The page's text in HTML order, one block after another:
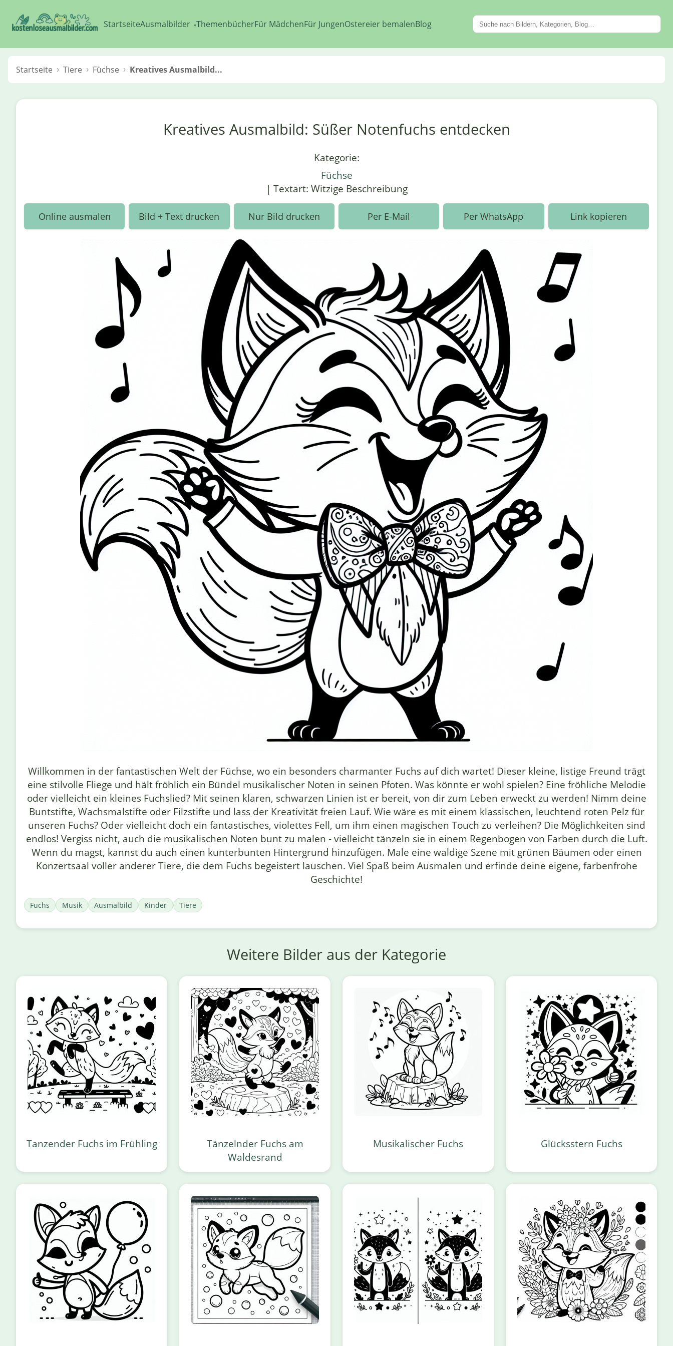
StartseiteAusmalbilder ▾ThemenbücherFür MädchenFür JungenOstereier bemalenBlog
Startseite Tiere Füchse Kreatives Ausmalbild...
Kreatives Ausmalbild: Süßer Notenfuchs entdecken
Kategorie:
Füchse
| Textart: Witzige Beschreibung
Online ausmalen Bild + Text drucken Nur Bild drucken Per E-Mail Per WhatsApp Link kopieren
Willkommen in der fantastischen Welt der Füchse, wo ein besonders charmanter Fuchs auf dich wartet! Dieser kleine, listige Freund trägt
eine stilvolle Fliege und hält fröhlich ein Bündel musikalischer Noten in seinen Pfoten. Was könnte er wohl spielen? Eine fröhliche Melodie
oder vielleicht ein kleines Fuchslied? Mit seinen klaren, schwarzen Linien ist er bereit, von dir zum Leben erweckt zu werden! Nimm deine
Buntstifte, Wachsmalstifte oder Filzstifte und lass der Kreativität freien Lauf. Wie wäre es mit einem klassischen, leuchtend roten Pelz für
unseren Fuchs? Oder vielleicht doch ein fantastisches, violettes Fell, um ihm einen magischen Touch zu verleihen? Die Möglichkeiten sind
endlos! Vergiss nicht, auch die musikalischen Noten bunt zu malen - vielleicht tänzeln sie in einem Regenbogen von Farben durch die Luft.
Wenn du magst, kannst du auch einen kunterbunten Hintergrund hinzufügen. Male eine waldige Szene mit grünen Bäumen oder einen
Konzertsaal voller anderer Tiere, die dem Fuchs begeistert lauschen. Viel Spaß beim Ausmalen und erfinde deine eigene, farbenfrohe
Geschichte!
Fuchs Musik Ausmalbild Kinder Tiere
Weitere Bilder aus der Kategorie
Tanzender Fuchs im Frühling
Tänzelnder Fuchs am
Waldesrand
Musikalischer Fuchs Glücksstern Fuchs